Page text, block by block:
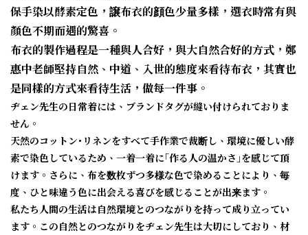
保手染以酵素定色，譲布衣的顔色少量多樣，選衣時常有與
顏色不期而遇的驚喜。
布衣的製作過程是一種與人合好，與大自然合好的方式，鄭
惠中老師堅持自然、中道、入世的態度來看待布衣，其實也
是同樣的方式來看待生活，做每一件事。
ヂェン先生の日常着には、ブランドタグが縫い付けられておりま
せん。
天然のコットン･リネンをすべて手作業で裁断し、環境に優しい酵
素で染色しているため、一着一着に｢作る人の温かさ｣を感じて頂
けます。さらに、布を数枚ずつ多様な色で染めることにより、毎
度、ひと味違う色に出会える喜びを感じることが出来ます。
私たち人間の生活は自然環境とのつながりを持って成り立ってい
ます。この自然とのつながりをヂェン先生は大切にしており、材